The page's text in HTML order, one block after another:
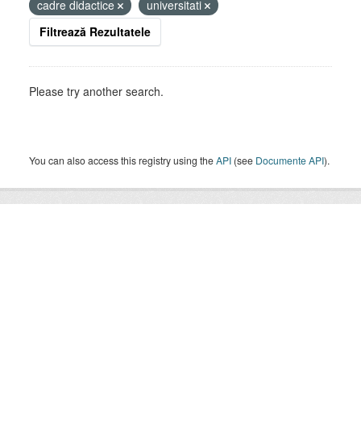
cadre didactice
universitati
Filtrează Rezultatele
Please try another search.
You can also access this registry using theAPI (see Documente API).